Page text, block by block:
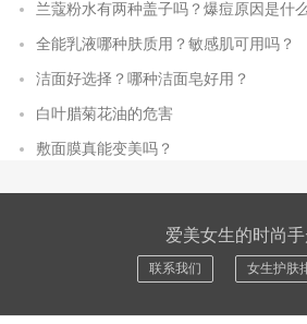
兰蔻粉水有两种盖子吗？爆痘原因是什
全能乳液哪种肤质用？敏感肌可用吗？
洁面好选择？哪种洁面皂好用？
白叶腊菊花油的危害
敷面膜真能变美吗？
爱美女生的时尚
联系我们 女生护肤